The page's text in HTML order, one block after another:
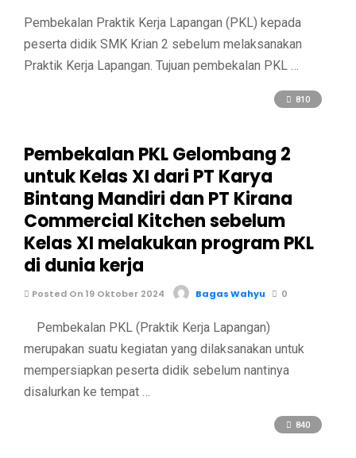
Pembekalan Praktik Kerja Lapangan (PKL) kepada
peserta didik SMK Krian 2 sebelum melaksanakan
Praktik Kerja Lapangan. Tujuan pembekalan PKL …
810
Pembekalan PKL Gelombang 2
untuk Kelas XI dari PT Karya
Bintang Mandiri dan PT Kirana
Commercial Kitchen sebelum
Kelas XI melakukan program PKL
di dunia kerja
Posted On 19 Oktober 2024 Bagas Wahyu 0
Pembekalan PKL (Praktik Kerja Lapangan)
merupakan suatu kegiatan yang dilaksanakan untuk
mempersiapkan peserta didik sebelum nantinya
disalurkan ke tempat …
840